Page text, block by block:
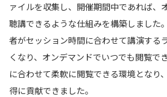
ァイルを収集し、開催期間中であれば、
聴講できるような仕組みを構築しました
者がセッション時間に合わせて講演する
くなり、オンデマンドでいつでも閲覧で
に合わせて柔軟に閲覧できる環境となり
得に貢献できました。